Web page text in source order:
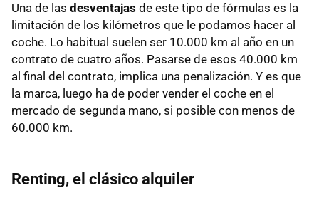
Una de las desventajas de este tipo de fórmulas es la
limitación de los kilómetros que le podamos hacer al
coche. Lo habitual suelen ser 10.000 km al año en un
contrato de cuatro años. Pasarse de esos 40.000 km
al final del contrato, implica una penalización. Y es que
la marca, luego ha de poder vender el coche en el
mercado de segunda mano, si posible con menos de
60.000 km.
Renting, el clásico alquiler